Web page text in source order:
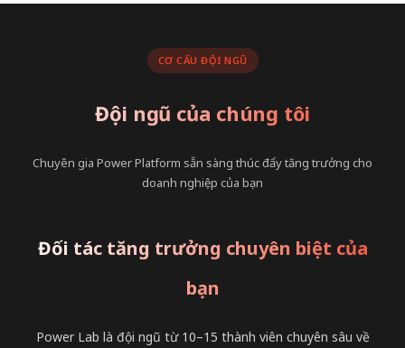
CƠ CẤU ĐỘI NGŨ
Đội ngũ của chúng tôi
Chuyên gia Power Platform sẵn sàng thúc đẩy tăng trưởng cho
doanh nghiệp của bạn
Đối tác tăng trưởng chuyên biệt của
bạn
Power Lab là đội ngũ từ 10–15 thành viên chuyên sâu về